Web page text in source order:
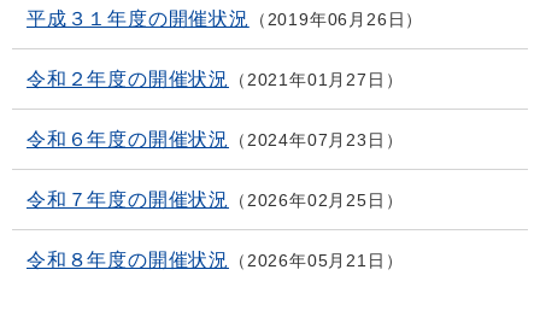
平成３１年度の開催状況 2019年06月26日
令和２年度の開催状況 2021年01月27日
令和６年度の開催状況 2024年07月23日
令和７年度の開催状況 2026年02月25日
令和８年度の開催状況 2026年05月21日